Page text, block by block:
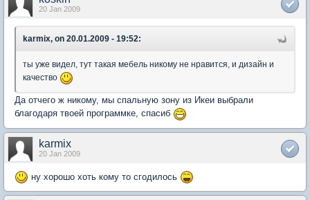
20 Jan 2009
karmix, on 20.01.2009 - 19:52:
ты уже видел, тут такая мебель никому не нравится, и дизайн и
качество
Да отчего ж никому, мы спальную зону из Икеи выбрали
благодаря твоей программке, спасиб
karmix
20 Jan 2009
ну хорошо хоть кому то сгодилось